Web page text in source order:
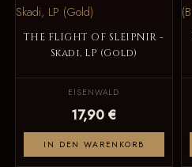
THE FLIGHT OF SLEIPNIR -
Skadi, LP (Gold)
EISENWALD
17,90 €
IN DEN WARENKORB